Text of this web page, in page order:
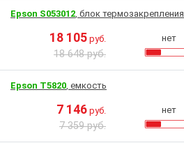
Epson S053012, блок термозакрепления
18 105 руб.
18 648 руб.
нет
Epson T5820, емкость
7 146 руб.
7 359 руб.
нет